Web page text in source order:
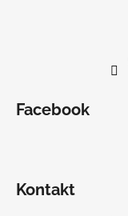
Facebook
Kontakt